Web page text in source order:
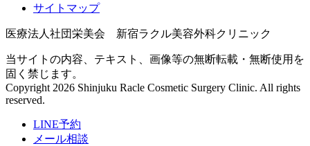
サイトマップ
医療法人社団栄美会 新宿ラクル美容外科クリニック
当サイトの内容、テキスト、画像等の無断転載・無断使用を
固く禁じます。
Copyright 2026 Shinjuku Racle Cosmetic Surgery Clinic. All rights
reserved.
LINE予約
メール相談